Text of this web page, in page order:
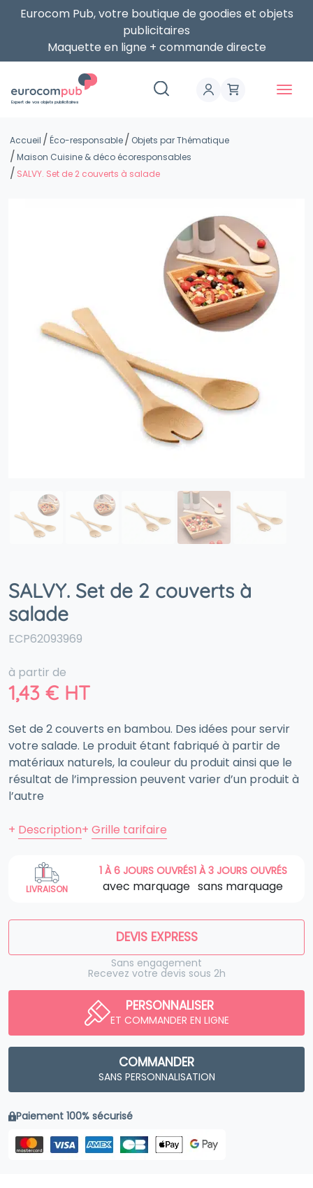
Eurocom Pub, votre boutique de goodies et objets
publicitaires
Maquette en ligne + commande directe
Expert de vos objets publicitaires
Accueil Éco-responsable
Objets par Thématique
Maison Cuisine & déco écoresponsables
SALVY. Set de 2 couverts à salade
SALVY. Set de 2 couverts à
salade
ECP62093969
à partir de
1,43 € HT
Set de 2 couverts en bambou. Des idées pour servir
votre salade. Le produit étant fabriqué à partir de
matériaux naturels, la couleur du produit ainsi que le
résultat de l’impression peuvent varier d’un produit à
l’autre
+ Description+ Grille tarifaire
LIVRAISON
1 À 6 JOURS OUVRÉS
avec marquage
1 À 3 JOURS OUVRÉS
sans marquage
DEVIS EXPRESS
Sans engagement
Recevez votre devis sous 2h
PERSONNALISER
ET COMMANDER EN LIGNE
COMMANDER
SANS PERSONNALISATION
Paiement 100% sécurisé